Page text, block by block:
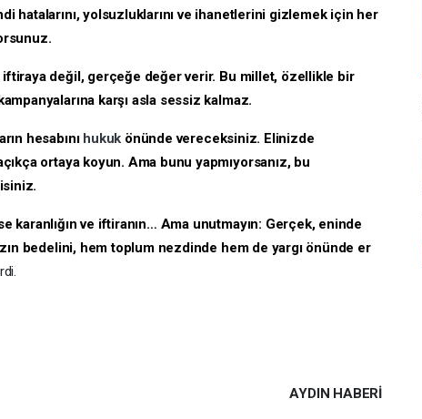
hatalarını, yolsuzluklarını ve ihanetlerini gizlemek için her
değil, gerçeğe değer verir. Bu millet, özellikle bir
karşı asla sessiz kalmaz.
hesabını hukuk önünde vereceksiniz. Elinizde
ortaya koyun. Ama bunu yapmıyorsanız, bu
karanlığın ve iftiranın… Ama unutmayın: Gerçek, eninde
bedelini, hem toplum nezdinde hem de yargı önünde er
AYDIN HABERİ